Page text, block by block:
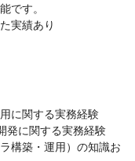
です。
実績あり
に関する実務経験
発に関する実務経験
構築・運用）の知識お